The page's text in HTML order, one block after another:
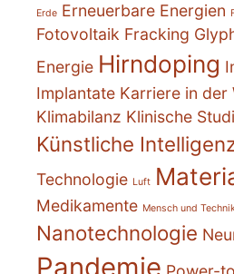
Erde Erneuerbare Energien
Fotovoltaik Fracking
Energie Hirndoping
Implantate Karriere in der
Klimabilanz Klinische
Künstliche
Technologie Luft
Medikamente Mensch und
Nanotechnologie
Pandemie